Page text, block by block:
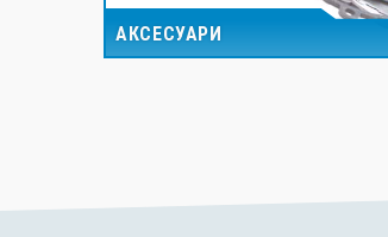
АКСЕСУАРИ